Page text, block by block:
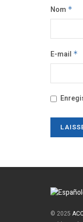
Nom *
E-mail *
© 2025